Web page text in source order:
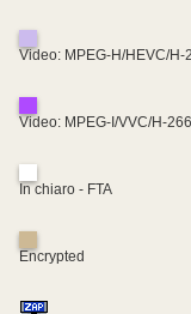
Video: MPEG-H/HEVC/H-
Video: MPEG-I/VVC/H-266
In chiaro - FTA
Encrypted